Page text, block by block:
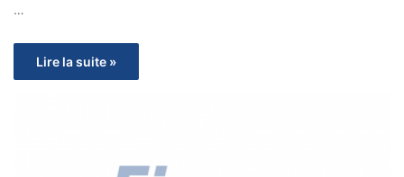
…
Lire la suite »